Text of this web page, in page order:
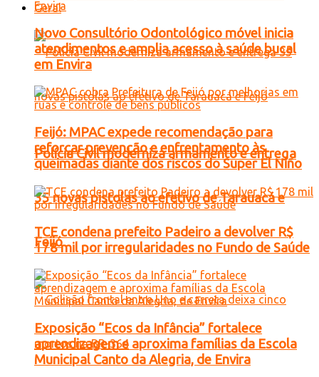
Geral
Polícia Civil moderniza armamento e entrega
35 novas pistolas ao efetivo de Tarauacá e
Feijó
Novo Consultório Odontológico móvel inicia
atendimentos e amplia acesso à saúde bucal
em Envira
Feijó: MPAC expede recomendação para
reforçar prevenção e enfrentamento às
queimadas diante dos riscos do Super El Niño
TCE condena prefeito Padeiro a devolver R$
178 mil por irregularidades no Fundo de Saúde
Exposição “Ecos da Infância” fortalece
aprendizagem e aproxima famílias da Escola
Municipal Canto da Alegria, de Envira